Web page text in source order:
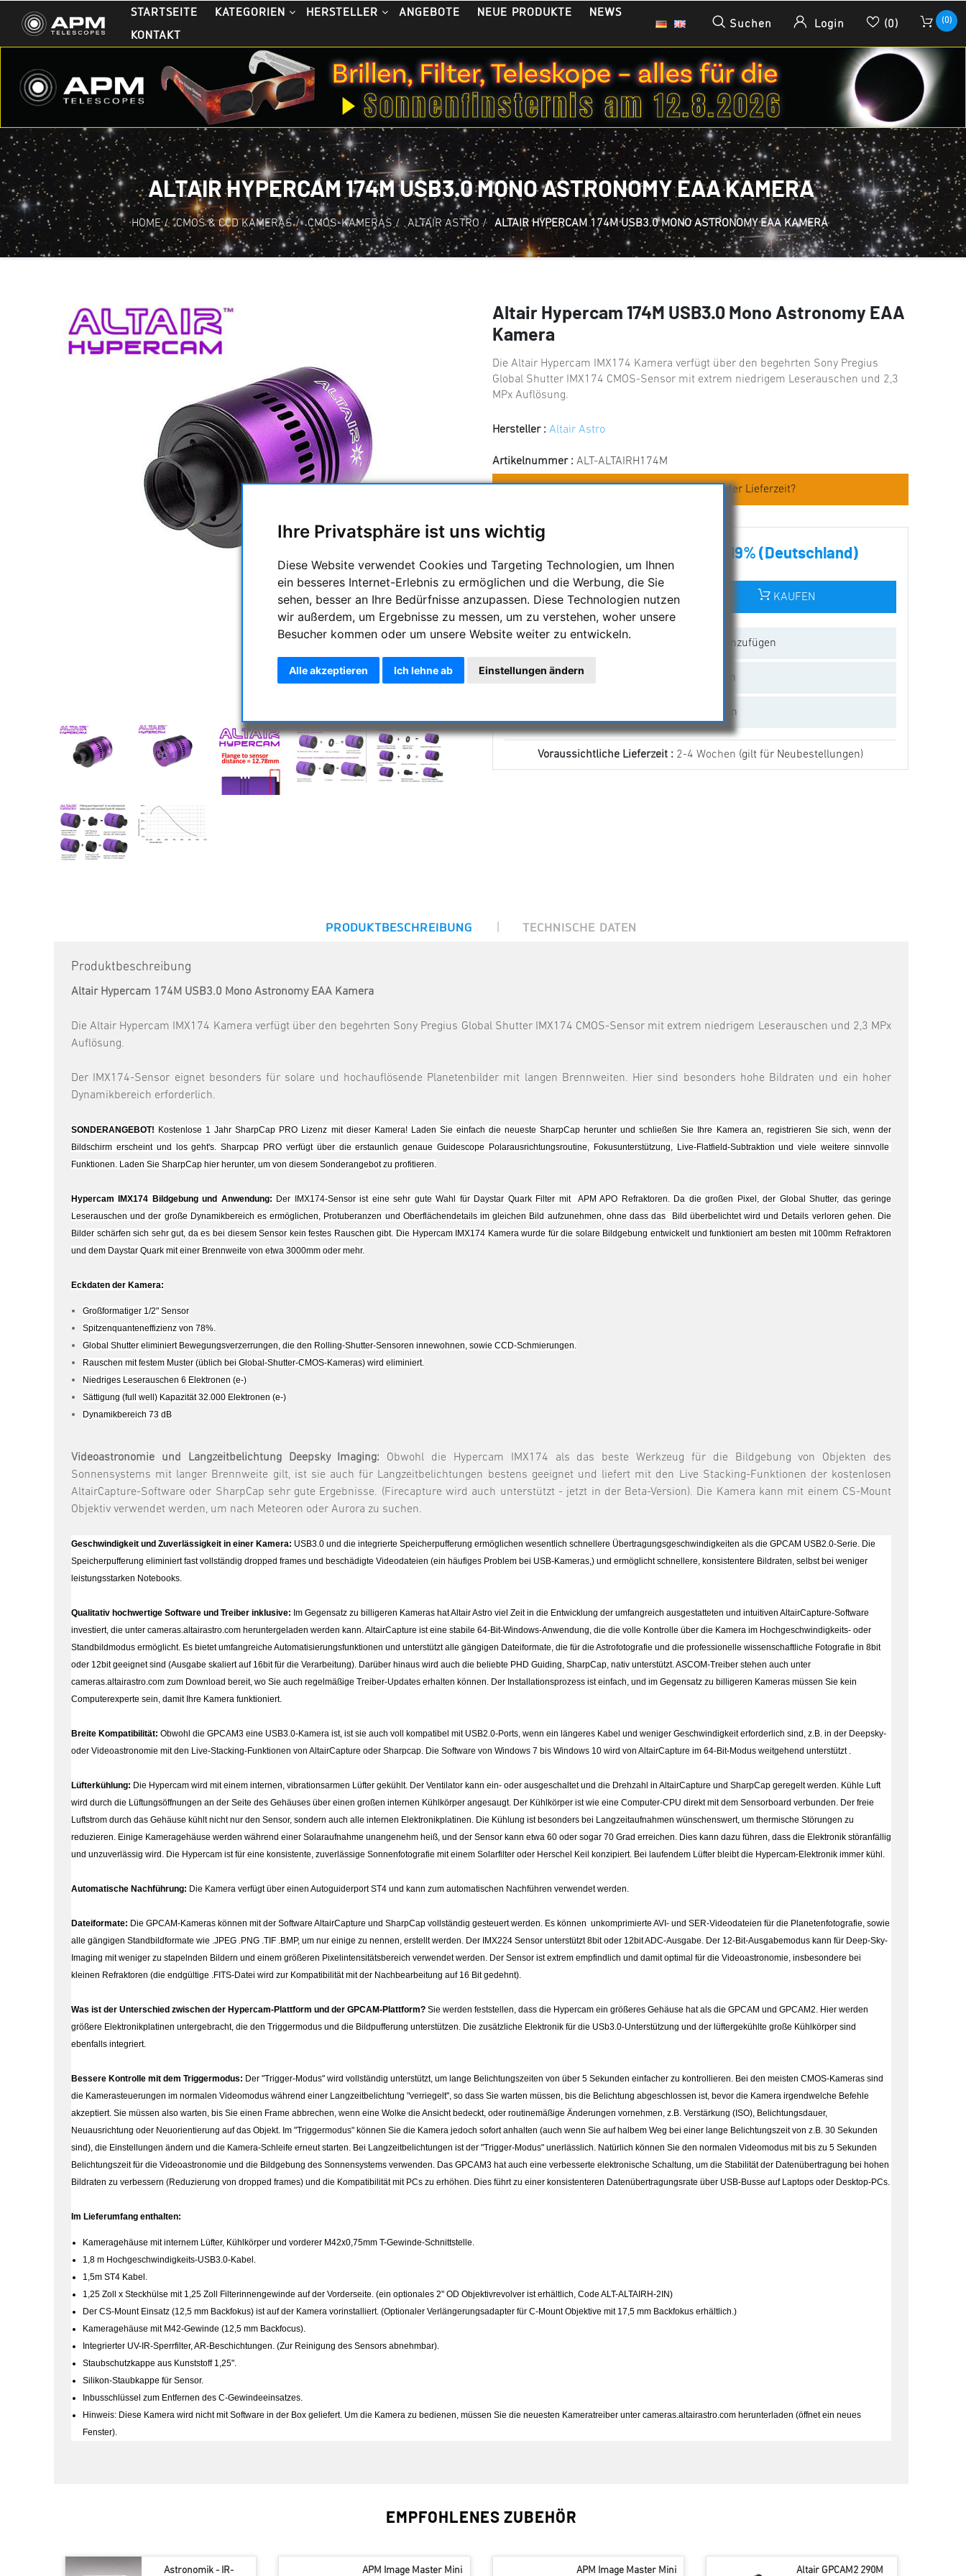
Ihre Privatsphäre ist uns wichtig
Diese Website verwendet Cookies und Targeting Technologien, um Ihnen
ein besseres Internet-Erlebnis zu ermöglichen und die Werbung, die Sie
sehen, besser an Ihre Bedürfnisse anzupassen. Diese Technologien nutzen
wir außerdem, um Ergebnisse zu messen, um zu verstehen, woher unsere
Besucher kommen oder um unsere Website weiter zu entwickeln.
Alle akzeptieren Ich lehne ab Einstellungen ändern
STARTSEITE KATEGORIEN HERSTELLER ANGEBOTE NEUE PRODUKTE
NEWS
KONTAKT
Suchen Login (0) (0)
ALTAIR HYPERCAM 174M USB3.0 MONO ASTRONOMY EAA KAMERA
HOME / CMOS & CCD KAMERAS / CMOS-KAMERAS / ALTAIR ASTRO / ALTAIR HYPERCAM 174M USB3.0 MONO ASTRONOMY EAA KAMERA
Altair Hypercam 174M USB3.0 Mono Astronomy EAA
Kamera
Die Altair Hypercam IMX174 Kamera verfügt über den begehrten Sony Pregius
Global Shutter IMX174 CMOS-Sensor mit extrem niedrigem Leserauschen und 2,3
MPx Auflösung.
Hersteller : Altair Astro
Artikelnummer : ALT-ALTAIRH174M
Fragen zum Artikel oder Lieferzeit?
909,00 € inkl. MwSt. 19% (Deutschland)
KAUFEN
zur Wunschliste hinzufügen
Vergleichen
Empfehlen
Voraussichtliche Lieferzeit : 2-4 Wochen (gilt für Neubestellungen)
PRODUKTBESCHREIBUNG | TECHNISCHE DATEN
Produktbeschreibung
Altair Hypercam 174M USB3.0 Mono Astronomy EAA Kamera
Die Altair Hypercam IMX174 Kamera verfügt über den begehrten Sony Pregius Global Shutter IMX174 CMOS-Sensor mit extrem niedrigem Leserauschen und 2,3 MPx
Auflösung.
Der IMX174-Sensor eignet besonders für solare und hochauflösende Planetenbilder mit langen Brennweiten. Hier sind besonders hohe Bildraten und ein hoher
Dynamikbereich erforderlich.
SONDERANGEBOT! Kostenlose 1 Jahr SharpCap PRO Lizenz mit dieser Kamera! Laden Sie einfach die neueste SharpCap herunter und schließen Sie Ihre Kamera an, registrieren Sie sich, wenn der
Bildschirm erscheint und los geht's. Sharpcap PRO verfügt über die erstaunlich genaue Guidescope Polarausrichtungsroutine, Fokusunterstützung, Live-Flatfield-Subtraktion und viele weitere sinnvolle
Funktionen. Laden Sie SharpCap hier herunter, um von diesem Sonderangebot zu profitieren.
Hypercam IMX174 Bildgebung und Anwendung: Der IMX174-Sensor ist eine sehr gute Wahl für Daystar Quark Filter mit APM APO Refraktoren. Da die großen Pixel, der Global Shutter, das geringe
Leserauschen und der große Dynamikbereich es ermöglichen, Protuberanzen und Oberflächendetails im gleichen Bild aufzunehmen, ohne dass das Bild überbelichtet wird und Details verloren gehen. Die
Bilder schärfen sich sehr gut, da es bei diesem Sensor kein festes Rauschen gibt. Die Hypercam IMX174 Kamera wurde für die solare Bildgebung entwickelt und funktioniert am besten mit 100mm Refraktoren
und dem Daystar Quark mit einer Brennweite von etwa 3000mm oder mehr.
Eckdaten der Kamera:
Großformatiger 1/2" Sensor
Spitzenquanteneffizienz von 78%.
Global Shutter eliminiert Bewegungsverzerrungen, die den Rolling-Shutter-Sensoren innewohnen, sowie CCD-Schmierungen.
Rauschen mit festem Muster (üblich bei Global-Shutter-CMOS-Kameras) wird eliminiert.
Niedriges Leserauschen 6 Elektronen (e-)
Sättigung (full well) Kapazität 32.000 Elektronen (e-)
Dynamikbereich 73 dB
Videoastronomie und Langzeitbelichtung Deepsky Imaging: Obwohl die Hypercam IMX174 als das beste Werkzeug für die Bildgebung von Objekten des
Sonnensystems mit langer Brennweite gilt, ist sie auch für Langzeitbelichtungen bestens geeignet und liefert mit den Live Stacking-Funktionen der kostenlosen
AltairCapture-Software oder SharpCap sehr gute Ergebnisse. (Firecapture wird auch unterstützt - jetzt in der Beta-Version). Die Kamera kann mit einem CS-Mount
Objektiv verwendet werden, um nach Meteoren oder Aurora zu suchen.
Geschwindigkeit und Zuverlässigkeit in einer Kamera: USB3.0 und die integrierte Speicherpufferung ermöglichen wesentlich schnellere Übertragungsgeschwindigkeiten als die GPCAM USB2.0-Serie. Die
Speicherpufferung eliminiert fast vollständig dropped frames und beschädigte Videodateien (ein häufiges Problem bei USB-Kameras,) und ermöglicht schnellere, konsistentere Bildraten, selbst bei weniger
leistungsstarken Notebooks.
Qualitativ hochwertige Software und Treiber inklusive: Im Gegensatz zu billigeren Kameras hat Altair Astro viel Zeit in die Entwicklung der umfangreich ausgestatteten und intuitiven AltairCapture-Software
investiert, die unter cameras.altairastro.com heruntergeladen werden kann. AltairCapture ist eine stabile 64-Bit-Windows-Anwendung, die die volle Kontrolle über die Kamera im Hochgeschwindigkeits- oder
Standbildmodus ermöglicht. Es bietet umfangreiche Automatisierungsfunktionen und unterstützt alle gängigen Dateiformate, die für die Astrofotografie und die professionelle wissenschaftliche Fotografie in 8bit
oder 12bit geeignet sind (Ausgabe skaliert auf 16bit für die Verarbeitung). Darüber hinaus wird auch die beliebte PHD Guiding, SharpCap, nativ unterstützt. ASCOM-Treiber stehen auch unter
cameras.altairastro.com zum Download bereit, wo Sie auch regelmäßige Treiber-Updates erhalten können. Der Installationsprozess ist einfach, und im Gegensatz zu billigeren Kameras müssen Sie kein
Computerexperte sein, damit Ihre Kamera funktioniert.
Breite Kompatibilität: Obwohl die GPCAM3 eine USB3.0-Kamera ist, ist sie auch voll kompatibel mit USB2.0-Ports, wenn ein längeres Kabel und weniger Geschwindigkeit erforderlich sind, z.B. in der Deepsky-
oder Videoastronomie mit den Live-Stacking-Funktionen von AltairCapture oder Sharpcap. Die Software von Windows 7 bis Windows 10 wird von AltairCapture im 64-Bit-Modus weitgehend unterstützt .
Lüfterkühlung: Die Hypercam wird mit einem internen, vibrationsarmen Lüfter gekühlt. Der Ventilator kann ein- oder ausgeschaltet und die Drehzahl in AltairCapture und SharpCap geregelt werden. Kühle Luft
wird durch die Lüftungsöffnungen an der Seite des Gehäuses über einen großen internen Kühlkörper angesaugt. Der Kühlkörper ist wie eine Computer-CPU direkt mit dem Sensorboard verbunden. Der freie
Luftstrom durch das Gehäuse kühlt nicht nur den Sensor, sondern auch alle internen Elektronikplatinen. Die Kühlung ist besonders bei Langzeitaufnahmen wünschenswert, um thermische Störungen zu
reduzieren. Einige Kameragehäuse werden während einer Solaraufnahme unangenehm heiß, und der Sensor kann etwa 60 oder sogar 70 Grad erreichen. Dies kann dazu führen, dass die Elektronik störanfällig
und unzuverlässig wird. Die Hypercam ist für eine konsistente, zuverlässige Sonnenfotografie mit einem Solarfilter oder Herschel Keil konzipiert. Bei laufendem Lüfter bleibt die Hypercam-Elektronik immer kühl.
Automatische Nachführung: Die Kamera verfügt über einen Autoguiderport ST4 und kann zum automatischen Nachführen verwendet werden.
Dateiformate: Die GPCAM-Kameras können mit der Software AltairCapture und SharpCap vollständig gesteuert werden. Es können unkomprimierte AVI- und SER-Videodateien für die Planetenfotografie, sowie
alle gängigen Standbildformate wie .JPEG .PNG .TIF .BMP, um nur einige zu nennen, erstellt werden. Der IMX224 Sensor unterstützt 8bit oder 12bit ADC-Ausgabe. Der 12-Bit-Ausgabemodus kann für Deep-Sky-
Imaging mit weniger zu stapelnden Bildern und einem größeren Pixelintensitätsbereich verwendet werden. Der Sensor ist extrem empfindlich und damit optimal für die Videoastronomie, insbesondere bei
kleinen Refraktoren (die endgültige .FITS-Datei wird zur Kompatibilität mit der Nachbearbeitung auf 16 Bit gedehnt).
Was ist der Unterschied zwischen der Hypercam-Plattform und der GPCAM-Plattform? Sie werden feststellen, dass die Hypercam ein größeres Gehäuse hat als die GPCAM und GPCAM2. Hier werden
größere Elektronikplatinen untergebracht, die den Triggermodus und die Bildpufferung unterstützen. Die zusätzliche Elektronik für die USb3.0-Unterstützung und der lüftergekühlte große Kühlkörper sind
ebenfalls integriert.
Bessere Kontrolle mit dem Triggermodus: Der "Trigger-Modus" wird vollständig unterstützt, um lange Belichtungszeiten von über 5 Sekunden einfacher zu kontrollieren. Bei den meisten CMOS-Kameras sind
die Kamerasteuerungen im normalen Videomodus während einer Langzeitbelichtung "verriegelt", so dass Sie warten müssen, bis die Belichtung abgeschlossen ist, bevor die Kamera irgendwelche Befehle
akzeptiert. Sie müssen also warten, bis Sie einen Frame abbrechen, wenn eine Wolke die Ansicht bedeckt, oder routinemäßige Änderungen vornehmen, z.B. Verstärkung (ISO), Belichtungsdauer,
Neuausrichtung oder Neuorientierung auf das Objekt. Im "Triggermodus" können Sie die Kamera jedoch sofort anhalten (auch wenn Sie auf halbem Weg bei einer lange Belichtungszeit von z.B. 30 Sekunden
sind), die Einstellungen ändern und die Kamera-Schleife erneut starten. Bei Langzeitbelichtungen ist der "Trigger-Modus" unerlässlich. Natürlich können Sie den normalen Videomodus mit bis zu 5 Sekunden
Belichtungszeit für die Videoastronomie und die Bildgebung des Sonnensystems verwenden. Das GPCAM3 hat auch eine verbesserte elektronische Schaltung, um die Stabilität der Datenübertragung bei hohen
Bildraten zu verbessern (Reduzierung von dropped frames) und die Kompatibilität mit PCs zu erhöhen. Dies führt zu einer konsistenteren Datenübertragungsrate über USB-Busse auf Laptops oder Desktop-PCs.
Im Lieferumfang enthalten:
Kameragehäuse mit internem Lüfter, Kühlkörper und vorderer M42x0,75mm T-Gewinde-Schnittstelle.
1,8 m Hochgeschwindigkeits-USB3.0-Kabel.
1,5m ST4 Kabel.
1,25 Zoll x Steckhülse mit 1,25 Zoll Filterinnengewinde auf der Vorderseite. (ein optionales 2" OD Objektivrevolver ist erhältlich, Code ALT-ALTAIRH-2IN)
Der CS-Mount Einsatz (12,5 mm Backfokus) ist auf der Kamera vorinstalliert. (Optionaler Verlängerungsadapter für C-Mount Objektive mit 17,5 mm Backfokus erhältlich.)
Kameragehäuse mit M42-Gewinde (12,5 mm Backfocus).
Integrierter UV-IR-Sperrfilter, AR-Beschichtungen. (Zur Reinigung des Sensors abnehmbar).
Staubschutzkappe aus Kunststoff 1,25".
Silikon-Staubkappe für Sensor.
Inbusschlüssel zum Entfernen des C-Gewindeeinsatzes.
Hinweis: Diese Kamera wird nicht mit Software in der Box geliefert. Um die Kamera zu bedienen, müssen Sie die neuesten Kameratreiber unter cameras.altairastro.com herunterladen (öffnet ein neues
Fenster).
EMPFOHLENES ZUBEHÖR
Astronomik - IR- APM Image Master Mini APM Image Master Mini Altair GPCAM2 290M